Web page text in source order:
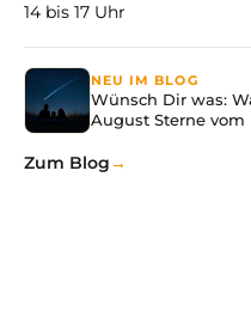
14 bis 17 Uhr
NEU IM BLOG
Wünsch Dir was:
August Sterne
Zum Blog